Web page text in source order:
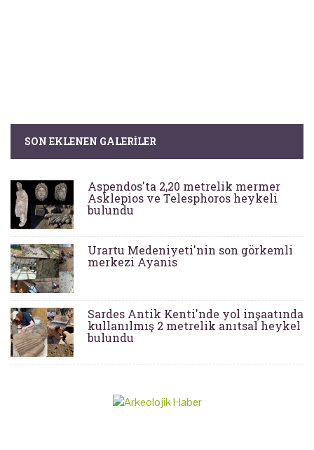
SON EKLENEN GALERILER
Aspendos'ta 2,20 metrelik mermer
Asklepios ve Telesphoros heykeli
bulundu
Urartu Medeniyeti'nin son görkemli
merkezi Ayanis
Sardes Antik Kenti'nde yol inşaatında
kullanılmış 2 metrelik anıtsal heykel
bulundu